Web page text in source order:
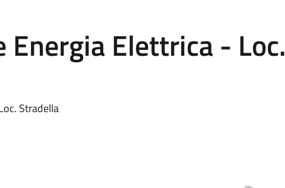
Elettrica - Loc.
Stradella